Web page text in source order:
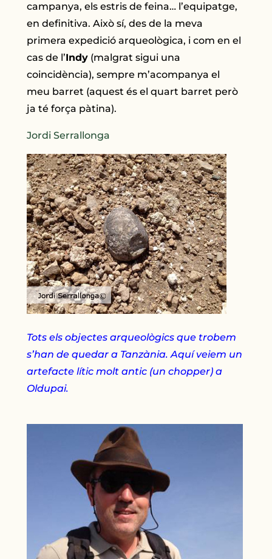
campanya, els estris de feina… l’equipatge,
en definitiva. Això sí, des de la meva
primera expedició arqueològica, i com en el
cas de l’Indy (malgrat sigui una
coincidència), sempre m’acompanya el
meu barret (aquest és el quart barret però
ja té força pàtina).
Jordi Serrallonga
Tots els objectes arqueològics que trobem
s’han de quedar a Tanzània. Aquí veiem un
artefacte lític molt antic (un chopper) a
Oldupai.